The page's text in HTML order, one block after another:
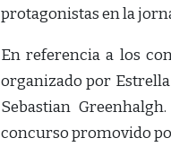
protagonistas en la
En referencia a los
organizado por
Sebastian
concurso promovido